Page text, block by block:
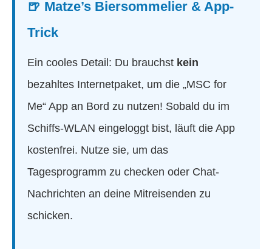
🍺 Matze’s Biersommelier & App-
Trick
Ein cooles Detail: Du brauchst kein
bezahltes Internetpaket, um die „MSC for
Me“ App an Bord zu nutzen! Sobald du im
Schiffs-WLAN eingeloggt bist, läuft die App
kostenfrei. Nutze sie, um das
Tagesprogramm zu checken oder Chat-
Nachrichten an deine Mitreisenden zu
schicken.